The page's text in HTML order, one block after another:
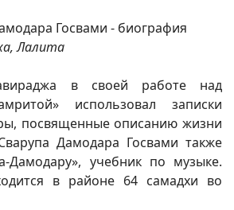
Лалита
в своей работе над
использовал записки
посвященные описанию жизни
Дамодара Госвами также
Дамодару», учебник по музыке.
в районе 64 самадхи во